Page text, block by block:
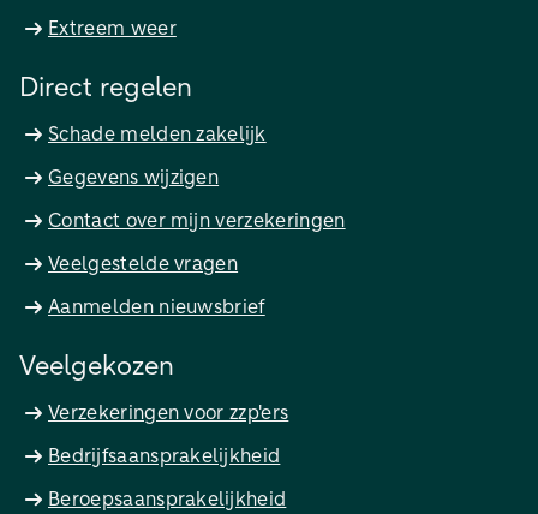
Extreem weer
Direct regelen
Schade melden zakelijk
Gegevens wijzigen
Contact over mijn verzekeringen
Veelgestelde vragen
Aanmelden nieuwsbrief
Veelgekozen
Verzekeringen voor zzp'ers
Bedrijfsaansprakelijkheid
Beroepsaansprakelijkheid